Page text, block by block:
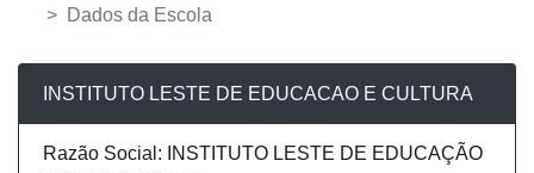
Dados da Escola
INSTITUTO LESTE DE EDUCACAO E CULTURA
Razão Social: INSTITUTO LESTE DE EDUCAÇÃO